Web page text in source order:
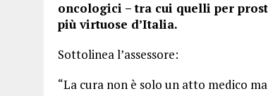
oncologici – tra cui quelli per
più virtuose d’Italia.
Sottolinea l’assessore:
“La cura non è solo un atto medico